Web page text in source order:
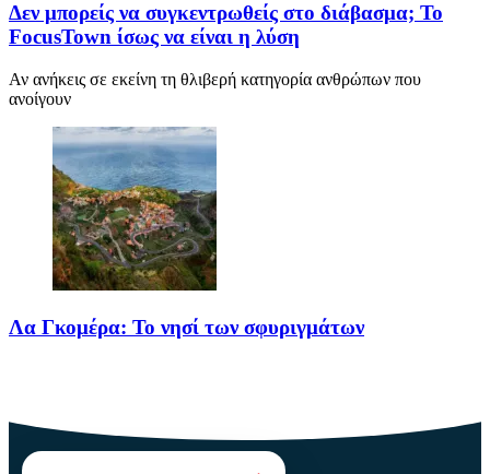
Δεν μπορείς να συγκεντρωθείς στο διάβασμα; Το
FocusTown ίσως να είναι η λύση
Αν ανήκεις σε εκείνη τη θλιβερή κατηγορία ανθρώπων που
ανοίγουν
Λα Γκομέρα: Το νησί των σφυριγμάτων